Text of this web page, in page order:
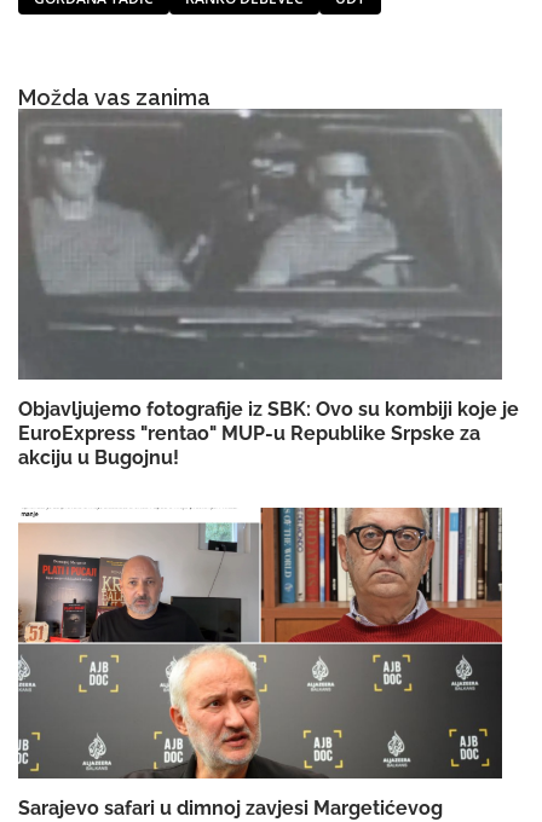
Možda vas zanima
Objavljujemo fotografije iz SBK: Ovo su kombiji koje je
EuroExpress "rentao" MUP-u Republike Srpske za
akciju u Bugojnu!
Sarajevo safari u dimnoj zavjesi Margetićevog